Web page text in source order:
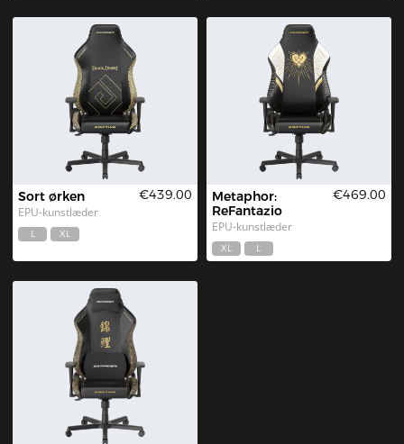
Sort ørken
EPU-kunstlæder
€439.00
L XL
Metaphor:
ReFantazio
EPU-kunstlæder
€469.00
XL L